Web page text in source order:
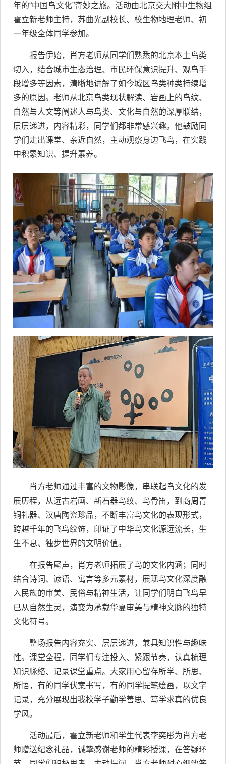
年的“中国鸟文化”奇妙之旅。活动由北京交大附中生物组
霍立新老师主持，苏曲光副校长、校生物地理老师、初
一年级全体同学参加。
报告伊始，肖方老师从同学们熟悉的北京本土鸟类
切入，结合城市生态治理、市民环保意识提升、观鸟手
段增多等因素，清晰地讲解了如今城区鸟类种类持续增
多的原因。老师从北京鸟类现状解读、岩画上的鸟纹、
自然与人文等阐述人与鸟类、文化与自然的深厚联结，
层层递进，内容精彩，同学们都非常感兴趣。他鼓励同
学们走出课堂、亲近自然，主动观察身边飞鸟，在实践
中积累知识、提升素养。
肖方老师通过丰富的文物影像，串联起鸟文化的发
展历程，从远古岩画、新石器鸟纹、鸟骨笛，到商周青
铜礼器、汉唐陶瓷珍品，不断丰富鸟文化的表现形式，
跨越千年的飞鸟纹饰，印证了中华鸟文化源远流长，生
生不息、独步世界的文明价值。
在报告尾声，肖方老师拓展了鸟的文化内涵；同时
结合诗词、谚语、寓言等多元素材，展现鸟文化深度融
入民族的审美、民俗与精神生活，让同学们明白飞鸟早
已从自然生灵，演变为承载华夏审美与精神文脉的独特
文化符号。
整场报告内容充实、层层递进，兼具知识性与趣味
性。课堂全程，同学们专注投入、紧跟节奏，认真梳理
知识脉络、记录课堂重点。大家用心留存所学、所思、
所悟，有的同学伏案书写，有的同学提笔绘画，以文字
记录，充分展现出我校学子勤学善思、笃学求真的优良
学风。
活动最后，霍立新老师和学生代表李奕彤为肖方老
师赠送纪念礼品，诚挚感谢老师的精彩授课，在答疑环